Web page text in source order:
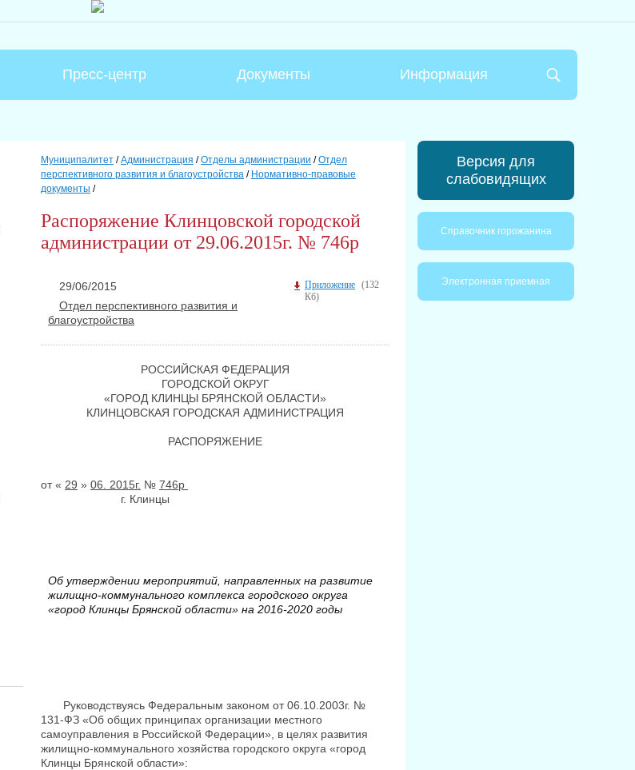
Пресс-центр Документы Информация
Муниципалитет /Администрация /Отделы администрации /Отдел
перспективного развития и благоустройства / Нормативно-правовые
документы /
Распоряжение Клинцовской городской
администрации от 29.06.2015г. № 746р
29/06/2015
Отдел перспективного развития и
благоустройства
Приложение (132
Кб)
РОССИЙСКАЯ ФЕДЕРАЦИЯ
ГОРОДСКОЙ ОКРУГ
«ГОРОД КЛИНЦЫ БРЯНСКОЙ ОБЛАСТИ»
КЛИНЦОВСКАЯ ГОРОДСКАЯ АДМИНИСТРАЦИЯ
РАСПОРЯЖЕНИЕ
от « 29 » 06. 2015г. № 746р
г. Клинцы
Об утверждении мероприятий, направленных на развитие
жилищно-коммунального комплекса городского округа
«город Клинцы Брянской области» на 2016-2020 годы
Руководствуясь Федеральным законом от 06.10.2003г. №
131-ФЗ «Об общих принципах организации местного
самоуправления в Российской Федерации», в целях развития
жилищно-коммунального хозяйства городского округа «город
Клинцы Брянской области»:
Версия для
слабовидящих
Справочник горожанина
Электронная приемная